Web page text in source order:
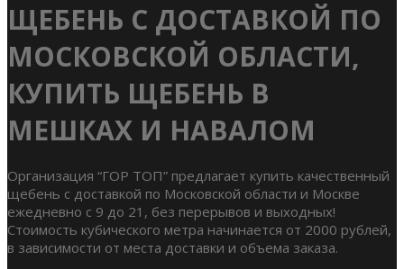
ЩЕБЕНЬ С ДОСТАВКОЙ ПО
МОСКОВСКОЙ ОБЛАСТИ,
КУПИТЬ ЩЕБЕНЬ В
МЕШКАХ И НАВАЛОМ
Организация “ГОР ТОП” предлагает купить качественный
щебень с доставкой по Московской области и Москве
ежедневно с 9 до 21, без перерывов и выходных!
Стоимость кубического метра начинается от 2000 рублей,
в зависимости от места доставки и объема заказа.